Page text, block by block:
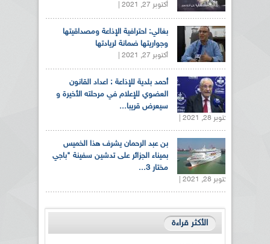
أكتوبر 27, 2021 |
بغالي: احترافية الإذاعة ومصداقيتها
وجواريتها ضمانة لريادتها
أكتوبر 27, 2021 |
أحمد بلدية للإذاعة : اعداد القانون
العضوي للإعلام في مرحلته الأخيرة و
سيعرض قريبا...
أكتوبر 28, 2021 |
بن عبد الرحمان يشرف هذا الخميس
بميناء الجزائر على تدشين سفينة "باجي
مختار 3...
أكتوبر 28, 2021 |
الأكثر قراءة